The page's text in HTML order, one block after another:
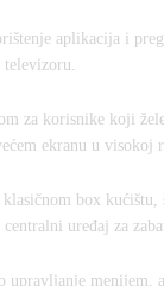
aplikacija i
za korisnike koji
ekranu u visokoj
box kućištu,
uređaj za
upravljanje